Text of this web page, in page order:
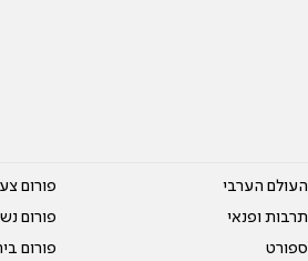
העולם הערבי
תרבות ופנאי
ספורט
פורום
פורום
פורום